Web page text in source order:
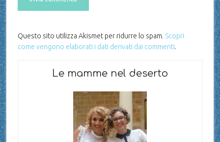
Questo sito utilizza Akismet per ridurre lo spam. Scopri
come vengono elaborati i dati derivati dai commenti.
Le mamme nel deserto